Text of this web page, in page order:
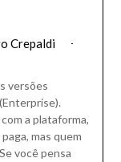
Crepaldi
versões
a plataforma,
mas quem
você pensa